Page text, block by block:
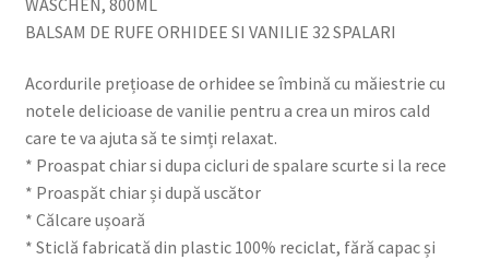
SI
VANILIE
SPALARI
BALSAM DE RUFE ORHIDEE SI VANILIE 32 SPALARI
Acordurile prețioase de orhidee se îmbină cu măiestrie cu
notele delicioase de vanilie pentru a crea un miros cald
care te va ajuta să te simți relaxat.
* Proaspat chiar si dupa cicluri de spalare scurte si la rece
* Proaspăt chiar și după uscător
* Călcare ușoară
* Sticlă fabricată din plastic 100% reciclat, fără capac și